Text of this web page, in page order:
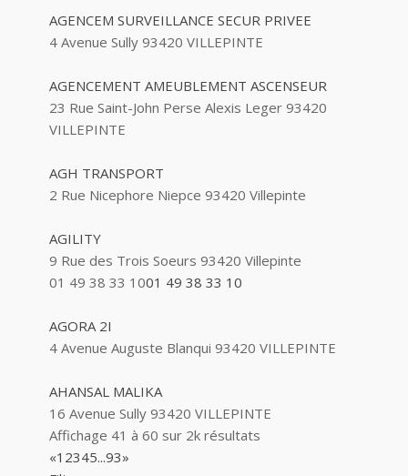
AGENCEM SURVEILLANCE SECUR PRIVEE
4 Avenue Sully 93420 VILLEPINTE
AGENCEMENT AMEUBLEMENT ASCENSEUR
23 Rue Saint-John Perse Alexis Leger 93420
VILLEPINTE
AGH TRANSPORT
2 Rue Nicephore Niepce 93420 Villepinte
AGILITY
9 Rue des Trois Soeurs 93420 Villepinte
01 49 38 33 1001 49 38 33 10
AGORA 2I
4 Avenue Auguste Blanqui 93420 VILLEPINTE
AHANSAL MALIKA
16 Avenue Sully 93420 VILLEPINTE
Affichage 41 à 60 sur 2k résultats
«1 2345...93»